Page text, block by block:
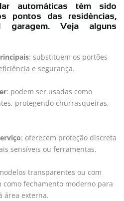
automáticas têm sido
pontos das residências,
garagem. Veja alguns
: substituem os portões
e segurança.
: podem ser usadas como
protegendo churrasqueiras,
: oferecem proteção discreta
sensíveis ou ferramentas.
transparentes ou com
fechamento moderno para
área externa.